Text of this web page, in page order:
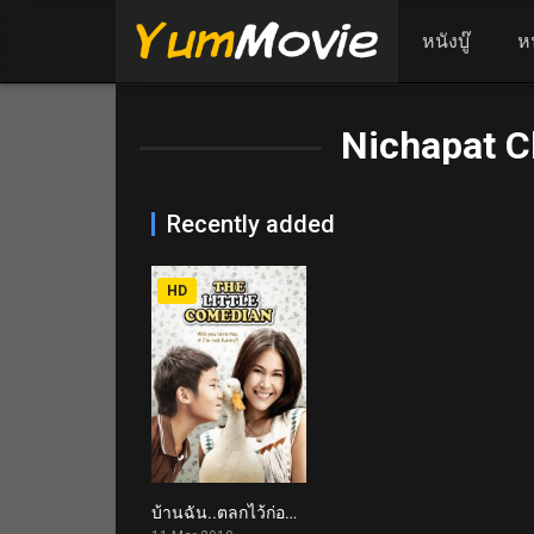
หนังบู๊ ห
Nichapat
Recently added
6.8
HD
บ้านฉัน..ตลกไว้ก่อน (พ่อสอนไว้) The Little Comedian (2010)